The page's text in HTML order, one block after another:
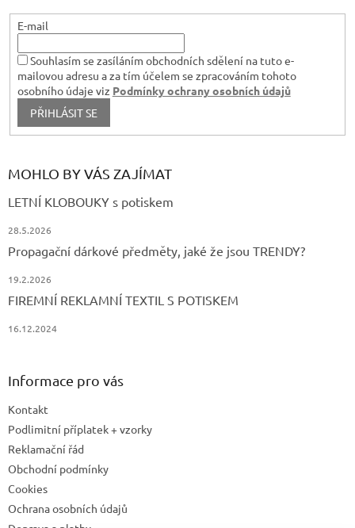
i
u
E-mail
Souhlasím se zasíláním obchodních sdělení na tuto e-
mailovou adresu a za tím účelem se zpracováním tohoto
osobního údaje viz Podmínky ochrany osobních údajů
PŘIHLÁSIT SE
MOHLO BY VÁS ZAJÍMAT
LETNÍ KLOBOUKY s potiskem
28.5.2026
Propagační dárkové předměty, jaké že jsou TRENDY?
19.2.2026
FIREMNÍ REKLAMNÍ TEXTIL S POTISKEM
16.12.2024
Informace pro vás
Kontakt
Podlimitní příplatek + vzorky
Reklamační řád
Obchodní podmínky
Cookies
Ochrana osobních údajů